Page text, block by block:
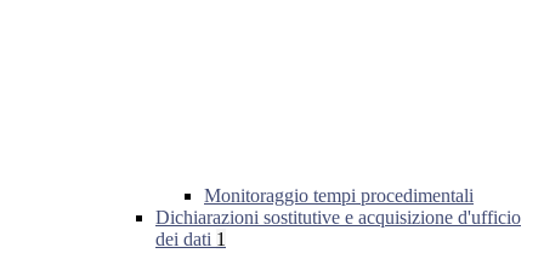
Monitoraggio tempi procedimentali
Dichiarazioni sostitutive e acquisizione d'ufficio
dei dati 1